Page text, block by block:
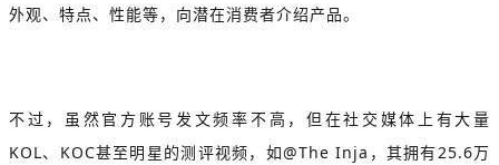
外观、特点、性能等，向潜在消费者介绍产品。
不过，虽然官方账号发文频率不高，但在社交媒体上有大量
KOL、KOC甚至明星的测评视频，如@The Inja，其拥有25.6万